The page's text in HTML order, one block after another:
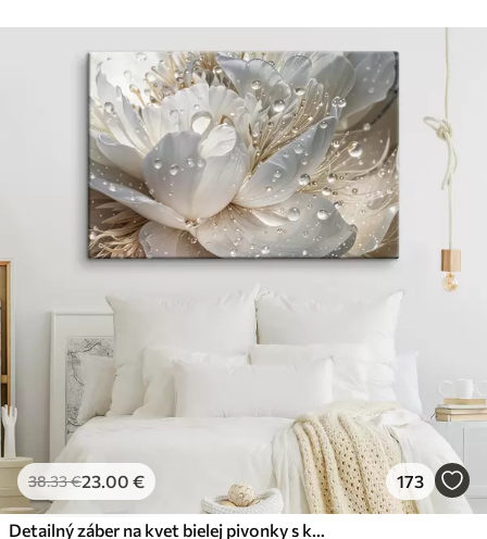
38.33€23.00 € 173
Detailný záber na kvet bielej pivonky s kvapôčkami vody na okvetných lístkoch na rozostrenom pozadí